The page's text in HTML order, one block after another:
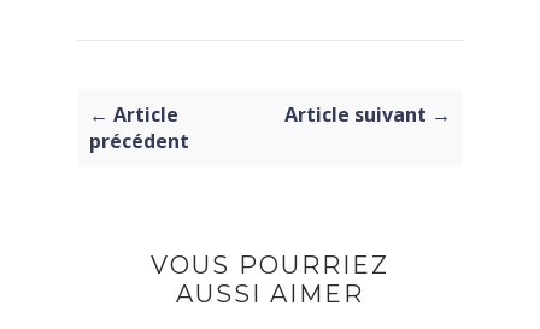
← Article
précédent
Article suivant →
VOUS POURRIEZ
AUSSI AIMER